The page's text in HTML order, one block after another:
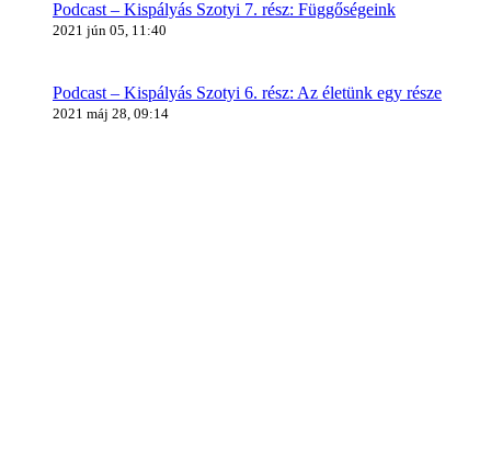
Podcast – Kispályás Szotyi 7. rész: Függőségeink
2021 jún 05, 11:40
Podcast – Kispályás Szotyi 6. rész: Az életünk egy része
2021 máj 28, 09:14